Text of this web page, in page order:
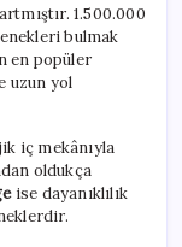
1.500.000
bulmak
en popüler
uzun yol
iç mekânıyla
oldukça
ise dayanıklılık